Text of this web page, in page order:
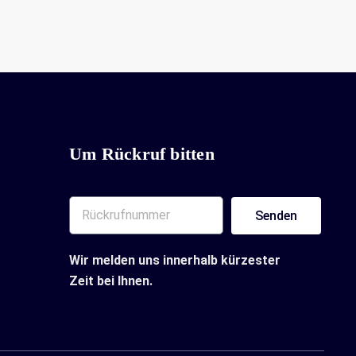
Um Rückruf bitten
Senden
Wir melden uns innerhalb kürzester
Zeit bei Ihnen.